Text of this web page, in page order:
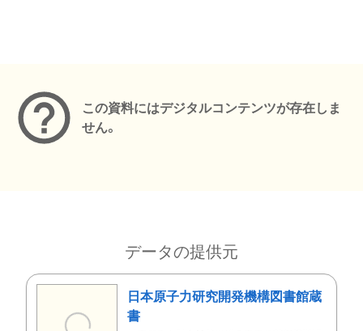
この資料にはデジタルコンテンツが存在しま
せん。
データの提供元
日本原子力研究開発機構図書館蔵
書